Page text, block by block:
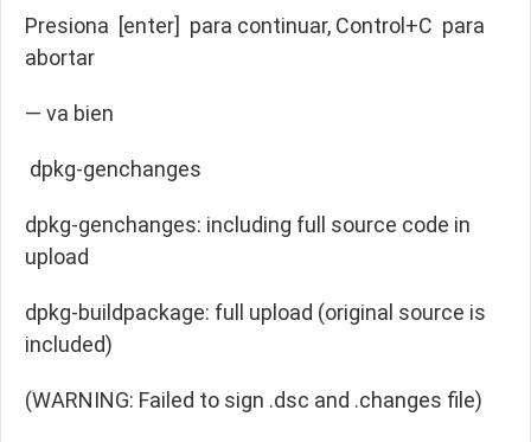
Presiona [enter] para continuar, Control+C para
abortar
— va bien
dpkg-genchanges
dpkg-genchanges: including full source code in
upload
dpkg-buildpackage: full upload (original source is
included)
(WARNING: Failed to sign .dsc and .changes file)